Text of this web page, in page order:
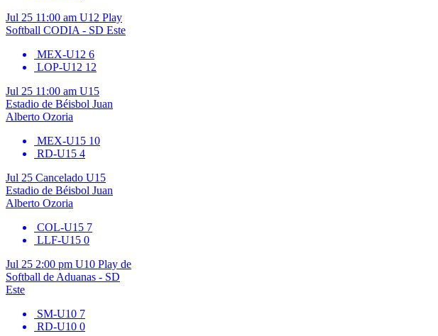
Jul 25 11:00 am U12 Play
Softball CODIA - SD Este
MEX-U12 6
LOP-U12 12
Jul 25 11:00 am U15
Estadio de Béisbol Juan
Alberto Ozoria
MEX-U15 10
RD-U15 4
Jul 25 Cancelado U15
Estadio de Béisbol Juan
Alberto Ozoria
COL-U15 7
LLF-U15 0
Jul 25 2:00 pm U10 Play de
Softball de Aduanas - SD
Este
SM-U10 7
RD-U10 0